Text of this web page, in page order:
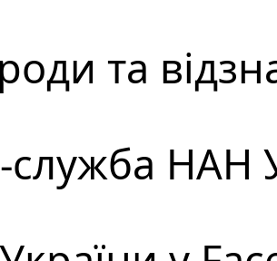
та
служба НАН